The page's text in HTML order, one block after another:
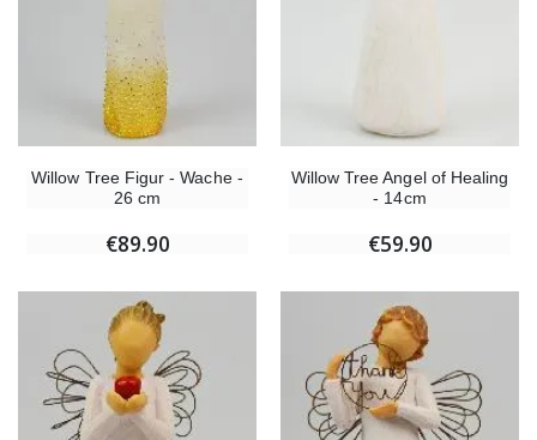
Willow Tree Figur - Wache -
26 cm
€89.90
Willow Tree Angel of Healing
- 14cm
€59.90